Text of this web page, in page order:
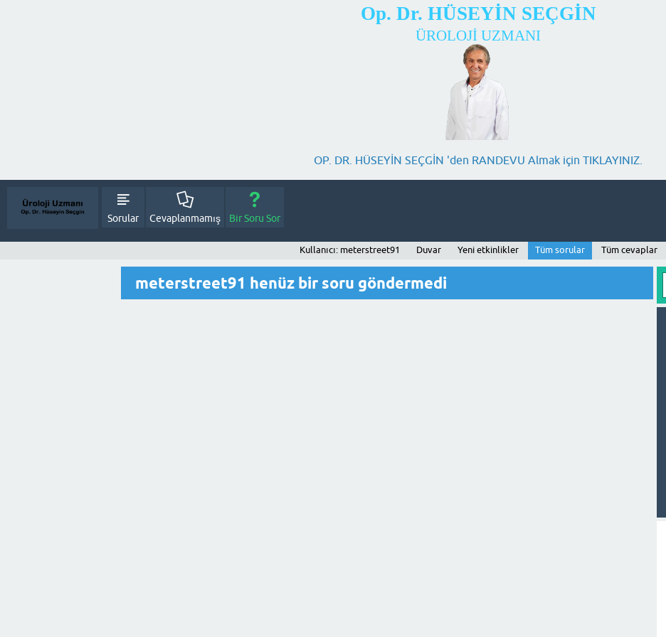
Op. Dr. HÜSEYİN SEÇGİN
ÜROLOJİ UZMANI
OP. DR. HÜSEYİN SEÇGİN 'den RANDEVU Almak için TIKLAYINIZ.
Sorular Cevaplanmamış Bir Soru Sor
Kullanıcı: meterstreet91 Duvar Yeni etkinlikler Tüm sorular Tüm cevaplar
meterstreet91 henüz bir soru göndermedi